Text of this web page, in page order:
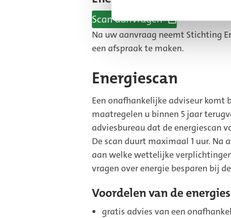
Scan aanvragen
(Externe
link)
Na uw aanvraag neemt Stichting
een afspraak te maken.
Energiescan
Een onafhankelijke adviseur komt
maatregelen u binnen 5 jaar
adviesbureau dat de energiescan
De scan duurt maximaal 1 uur. Na
aan welke wettelijke
vragen over energie besparen bij
Voordelen van de
gratis advies van een